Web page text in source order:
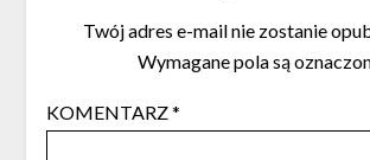
Twój adres e-mail nie zostanie
Wymagane pola są
KOMENTARZ*